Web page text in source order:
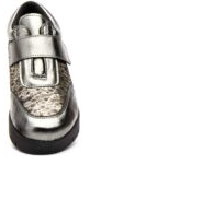
opciones
se
pueden
elegir
en
la
página
de
producto